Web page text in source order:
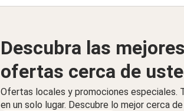
Descubra las mejores
ofertas cerca de
Ofertas locales y promociones especiales.
en un solo lugar. Descubre lo mejor cerca